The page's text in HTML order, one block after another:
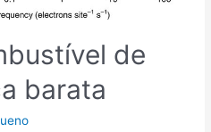
de
barata